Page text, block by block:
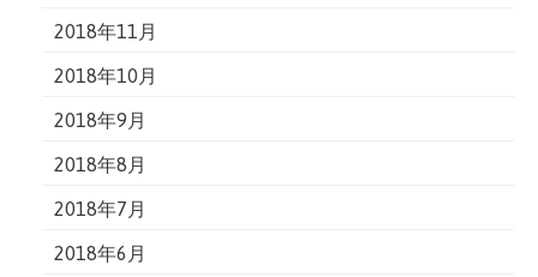
2018年11月
2018年10月
2018年9月
2018年8月
2018年7月
2018年6月